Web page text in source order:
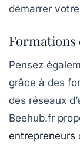
démarrer
Formations
Pensez
grâce à des
des réseaux
Beehub.fr
entrepreneurs